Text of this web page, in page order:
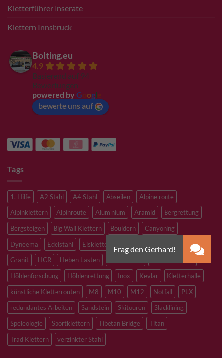
Kletterführer Inserate
Klettern Innsbruck
Bolting.eu
4.9
Basierend auf 94
Bewertungen
powered by G ogl
bewerte uns auf
Tags
1. Hilfe A2 Stahl A4 Stahl Abseilen
Alpine route
Alpinklettern
Alpinroute Aluminium Aramid
Bergrettung
Bergsteigen
Big Wall Klettern Bouldern
Canyoning
Dyneema
Edelstahl Eisklettern
Flying Fox
Granit
HCR Heben Lasten
Höhlenforschung
Höhlenrettung Inox Kevlar
Kletterhalle
künstliche Kletterrouten
M8 M10 M12 Notfall
PLX
redundantes Arbeiten
Sandstein Skitouren
Slacklining
Speleologie
Sportklettern Tibetan Bridge
Titan
Trad Klettern
verzinkter Stahl